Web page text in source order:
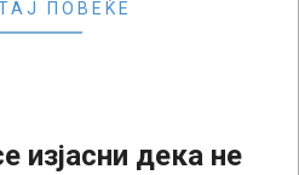
ПОВЕЌЕ
изјасни дека не